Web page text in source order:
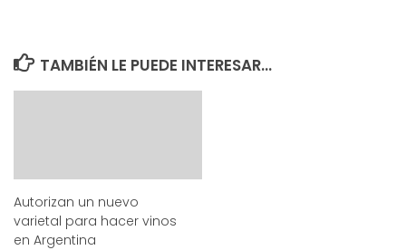
TAMBIÉN LE PUEDE INTERESAR...
Autorizan un nuevo
varietal para hacer vinos
en Argentina